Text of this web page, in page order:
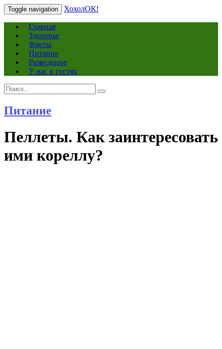
Toggle navigation ХохолОК!
Главная
Здоровье
Факты
Питание
Разведение
У нас в гостях
Search
for:
Search
Питание
Пеллеты. Как заинтересовать
ими кореллу?